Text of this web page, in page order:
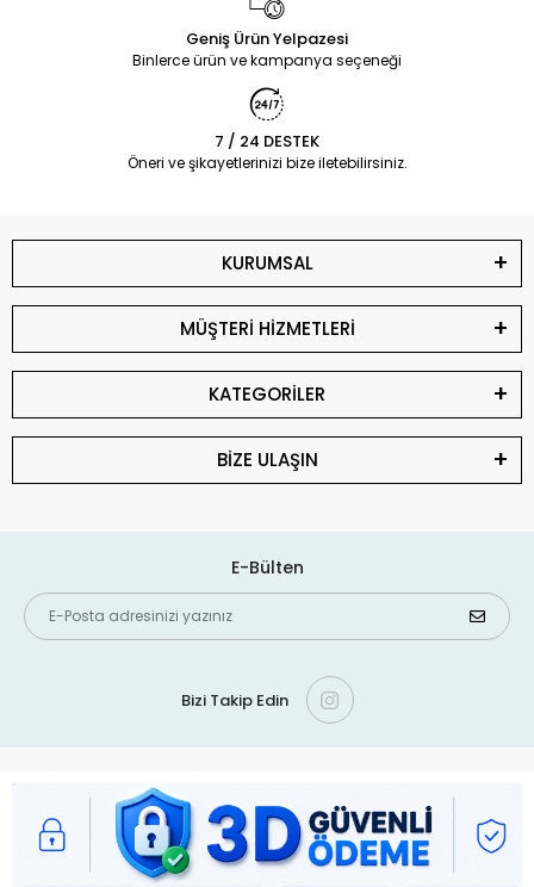
Geniş Ürün Yelpazesi
Binlerce ürün ve kampanya seçeneği
7 / 24 DESTEK
Öneri ve şikayetlerinizi bize iletebilirsiniz.
KURUMSAL
MÜŞTERİ HİZMETLERİ
KATEGORİLER
BİZE ULAŞIN
E-Bülten
Bizi Takip Edin